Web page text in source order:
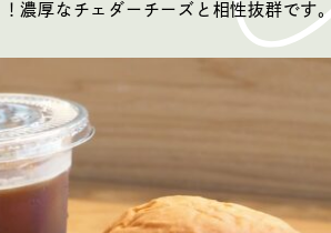
濃厚なチェダーチーズと相性抜群です